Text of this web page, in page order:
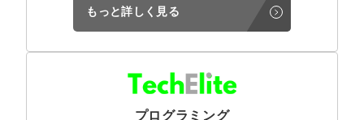
もっと詳しく見る
プログラミング